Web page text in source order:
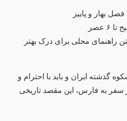
بهار و پاییز
راهنمای محلی برای درک بهتر
گذشته ایران و باید با احترام و
سفر به فارس، این مقصد تاریخی